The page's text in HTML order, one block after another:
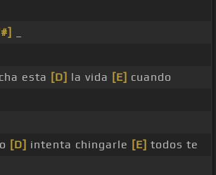
esta [D] la vida [E] cuando
[D] intenta chingarle [E] todos te